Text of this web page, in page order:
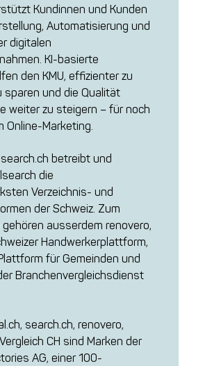
Kundinnen und Kunden
Automatisierung und
digitalen
KI-basierte
den KMU, effizienter zu
sparen und die Qualität
weiter zu steigern – für noch
Online-Marketing.
betreibt und
die
Verzeichnis- und
der Schweiz. Zum
ausserdem renovero,
Handwerkerplattform,
für Gemeinden und
Branchenvergleichsdienst
search.ch, renovero,
CH sind Marken der
AG, einer 100-